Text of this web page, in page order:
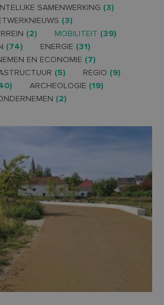
SAMENWERKING (3)
(3)
(2) MOBILITEIT (39)
(74) ENERGIE (31)
EN ECONOMIE (7)
(5) REGIO (9)
ARCHEOLOGIE (19)
(2)